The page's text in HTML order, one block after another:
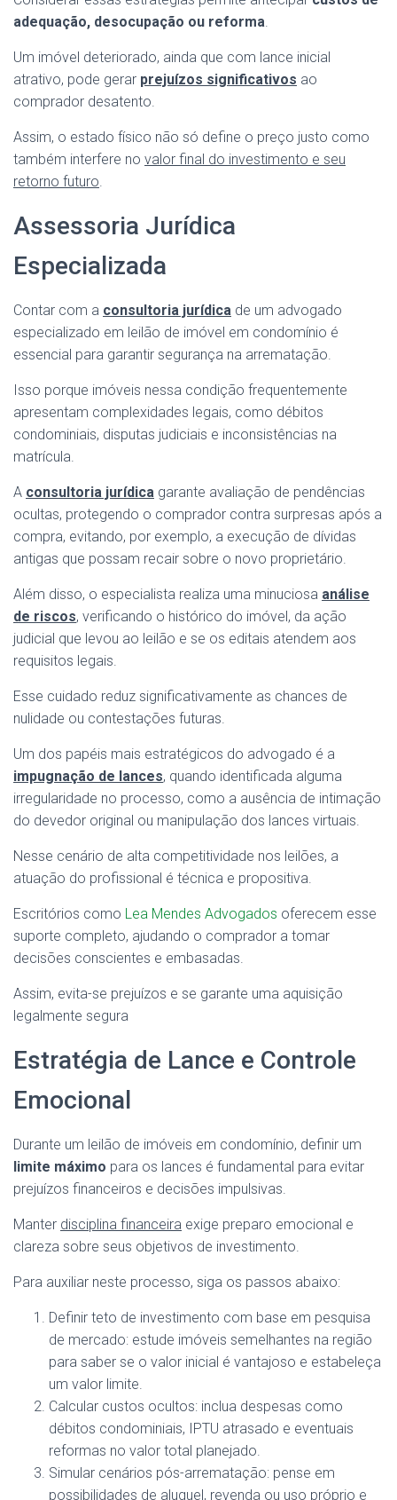
adequação, desocupação ou reforma.
Um imóvel deteriorado, ainda que com lance inicial
atrativo, pode gerar prejuízos significativos ao
comprador desatento.
Assim, o estado físico não só define o preço justo como
também interfere no valor final do investimento e seu
retorno futuro.
Assessoria Jurídica
Especializada
Contar com a consultoria jurídica de um advogado
especializado em leilão de imóvel em condomínio é
essencial para garantir segurança na arrematação.
Isso porque imóveis nessa condição frequentemente
apresentam complexidades legais, como débitos
condominiais, disputas judiciais e inconsistências na
matrícula.
A consultoria jurídica garante avaliação de pendências
ocultas, protegendo o comprador contra surpresas após a
compra, evitando, por exemplo, a execução de dívidas
antigas que possam recair sobre o novo proprietário.
Além disso, o especialista realiza uma minuciosa análise
de riscos, verificando o histórico do imóvel, da ação
judicial que levou ao leilão e se os editais atendem aos
requisitos legais.
Esse cuidado reduz significativamente as chances de
nulidade ou contestações futuras.
Um dos papéis mais estratégicos do advogado é a
impugnação de lances, quando identificada alguma
irregularidade no processo, como a ausência de intimação
do devedor original ou manipulação dos lances virtuais.
Nesse cenário de alta competitividade nos leilões, a
atuação do profissional é técnica e propositiva.
Escritórios como Lea Mendes Advogados oferecem esse
suporte completo, ajudando o comprador a tomar
decisões conscientes e embasadas.
Assim, evita-se prejuízos e se garante uma aquisição
legalmente segura
Estratégia de Lance e Controle
Emocional
Durante um leilão de imóveis em condomínio, definir um
limite máximo para os lances é fundamental para evitar
prejuízos financeiros e decisões impulsivas.
Manter disciplina financeira exige preparo emocional e
clareza sobre seus objetivos de investimento.
Para auxiliar neste processo, siga os passos abaixo:
Definir teto de investimento com base em pesquisa
de mercado: estude imóveis semelhantes na região
para saber se o valor inicial é vantajoso e estabeleça
um valor limite.
Calcular custos ocultos: inclua despesas como
débitos condominiais, IPTU atrasado e eventuais
reformas no valor total planejado.
Simular cenários pós-arrematação: pense em
possibilidades de aluguel, revenda ou uso próprio e